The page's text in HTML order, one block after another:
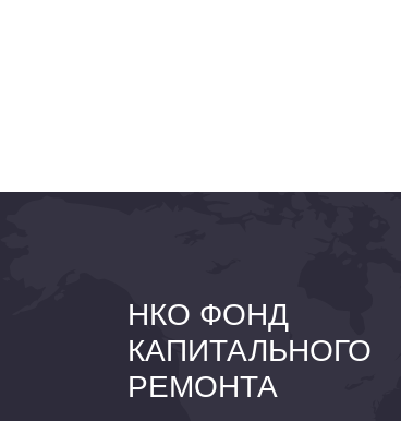
НКО ФОНД
КАПИТАЛЬНОГО
РЕМОНТА